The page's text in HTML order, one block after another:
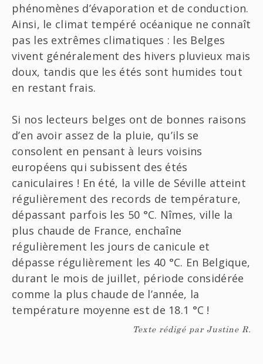
phénomènes d’évaporation et de conduction.
Ainsi, le climat tempéré océanique ne connaît
pas les extrêmes climatiques : les Belges
vivent généralement des hivers pluvieux mais
doux, tandis que les étés sont humides tout
en restant frais.
Si nos lecteurs belges ont de bonnes raisons
d’en avoir assez de la pluie, qu’ils se
consolent en pensant à leurs voisins
européens qui subissent des étés
caniculaires ! En été, la ville de Séville atteint
régulièrement des records de température,
dépassant parfois les 50 °C. Nîmes, ville la
plus chaude de France, enchaîne
régulièrement les jours de canicule et
dépasse régulièrement les 40 °C. En Belgique,
durant le mois de juillet, période considérée
comme la plus chaude de l’année, la
température moyenne est de 18.1 °C !
Texte rédigé par Justine R.